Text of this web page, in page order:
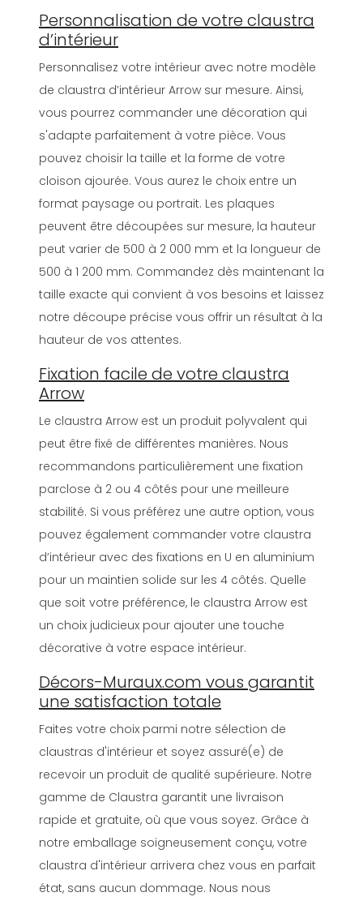
Personnalisation de votre claustra
d’intérieur
Personnalisez votre intérieur avec notre modèle
de claustra d’intérieur Arrow sur mesure. Ainsi,
vous pourrez commander une décoration qui
s'adapte parfaitement à votre pièce. Vous
pouvez choisir la taille et la forme de votre
cloison ajourée. Vous aurez le choix entre un
format paysage ou portrait. Les plaques
peuvent être découpées sur mesure, la hauteur
peut varier de 500 à 2 000 mm et la longueur de
500 à 1 200 mm. Commandez dès maintenant la
taille exacte qui convient à vos besoins et laissez
notre découpe précise vous offrir un résultat à la
hauteur de vos attentes.
Fixation facile de votre claustra
Arrow
Le claustra Arrow est un produit polyvalent qui
peut être fixé de différentes manières. Nous
recommandons particulièrement une fixation
parclose à 2 ou 4 côtés pour une meilleure
stabilité. Si vous préférez une autre option, vous
pouvez également commander votre claustra
d’intérieur avec des fixations en U en aluminium
pour un maintien solide sur les 4 côtés. Quelle
que soit votre préférence, le claustra Arrow est
un choix judicieux pour ajouter une touche
décorative à votre espace intérieur.
Décors-Muraux.com vous garantit
une satisfaction totale
Faites votre choix parmi notre sélection de
claustras d'intérieur et soyez assuré(e) de
recevoir un produit de qualité supérieure. Notre
gamme de Claustra garantit une livraison
rapide et gratuite, où que vous soyez. Grâce à
notre emballage soigneusement conçu, votre
claustra d'intérieur arrivera chez vous en parfait
état, sans aucun dommage. Nous nous